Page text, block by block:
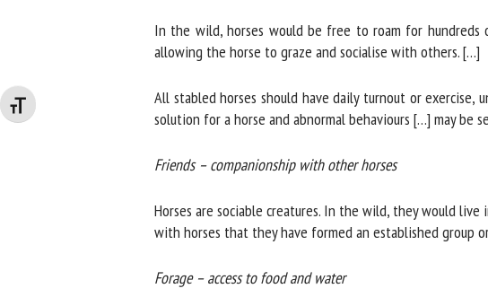
Changer la taille de la police
In the wild, horses would be free to roam for hundreds
allowing the horse to graze and socialise with others. […]
All stabled horses should have daily turnout or exercise,
solution for a horse and abnormal behaviours […] may be
Friends – companionship with other horses
Horses are sociable creatures. In the wild, they would
with horses that they have formed an established group
Forage – access to food and water